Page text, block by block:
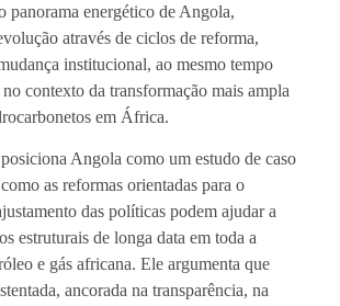
panorama energético de Angola,
através de ciclos de reforma,
institucional, ao mesmo tempo
contexto da transformação mais ampla
em África.
Angola como um estudo de caso
as reformas orientadas para o
das políticas podem ajudar a
estruturais de longa data em toda a
e gás africana. Ele argumenta que
ancorada na transparência, na